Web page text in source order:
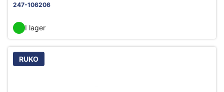
247-106206
I lager
RUKO